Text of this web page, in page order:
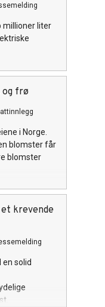
millioner liter
frø
i Norge.
blomster får
blomster
krevende
en solid